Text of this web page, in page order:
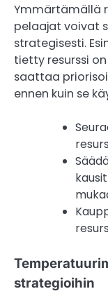
Ymmärtämällä
pelaajat voivat
strategisesti.
tietty resurssi
saattaa
ennen kuin se
strategioihin